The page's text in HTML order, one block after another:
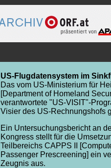
US-Flugdatensystem im
Das vom US-Ministerium für
[Department of Homeland
verantwortete "US-VISIT"-
Visier des US-Rechnungshofs
Ein Untersuchungsbericht an
Kongress stellt für die
Teilbereichs CAPPS II
Passenger Prescreening] ein
Zeugnis aus.